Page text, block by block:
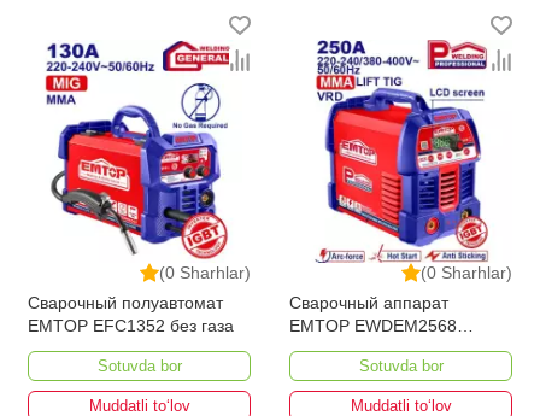
(0 Sharhlar)
Сварочный полуавтомат
EMTOP EFC1352 без газа
Sotuvda bor
Muddatli to‘lov
(0 Sharhlar)
Сварочный аппарат
EMTOP EWDEM2568
MMA/TIG Lift
Sotuvda bor
Muddatli to‘lov